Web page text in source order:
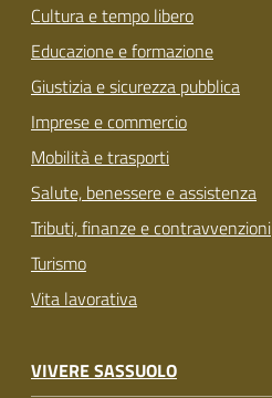
Cultura e tempo libero
Educazione e formazione
Giustizia e sicurezza pubblica
Imprese e commercio
Mobilità e trasporti
Salute, benessere e assistenza
Tributi, finanze e contravvenzioni
Turismo
Vita lavorativa
VIVERE SASSUOLO